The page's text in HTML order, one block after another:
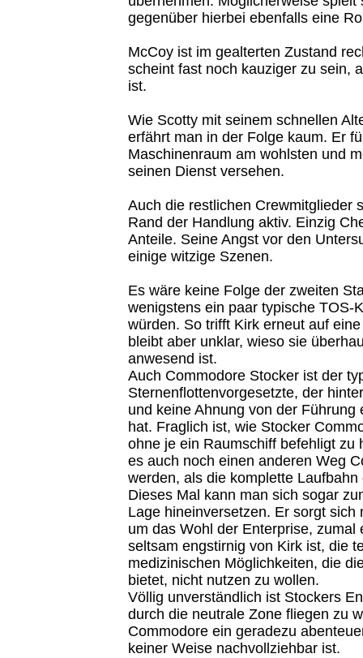
gegenüber hierbei ebenfalls eine
McCoy ist im gealterten Zustand
scheint fast noch kauziger zu sein,
ist.
Wie Scotty mit seinem schnellen
erfährt man in der Folge kaum. Er
Maschinenraum am wohlsten und
seinen Dienst versehen.
Auch die restlichen Crewmitglieder
Rand der Handlung aktiv. Einzig
Anteile. Seine Angst vor den
einige witzige Szenen.
Es wäre keine Folge der zweiten
wenigstens ein paar typische TOS-
würden. So trifft Kirk erneut auf
bleibt aber unklar, wieso sie
anwesend ist.
Auch Commodore Stocker ist der
Sternenflottenvorgesetzte, der
und keine Ahnung von der Führung
hat. Fraglich ist, wie Stocker
ohne je ein Raumschiff befehligt zu
es auch noch einen anderen Weg
werden, als die komplette
Dieses Mal kann man sich sogar
Lage hineinversetzen. Er sorgt sich
um das Wohl der Enterprise, zumal
seltsam engstirnig von Kirk ist, die
medizinischen Möglichkeiten, die
bietet, nicht nutzen zu wollen.
Völlig unverständlich ist Stockers
durch die neutrale Zone fliegen zu
Commodore ein geradezu
keiner Weise nachvollziehbar ist.